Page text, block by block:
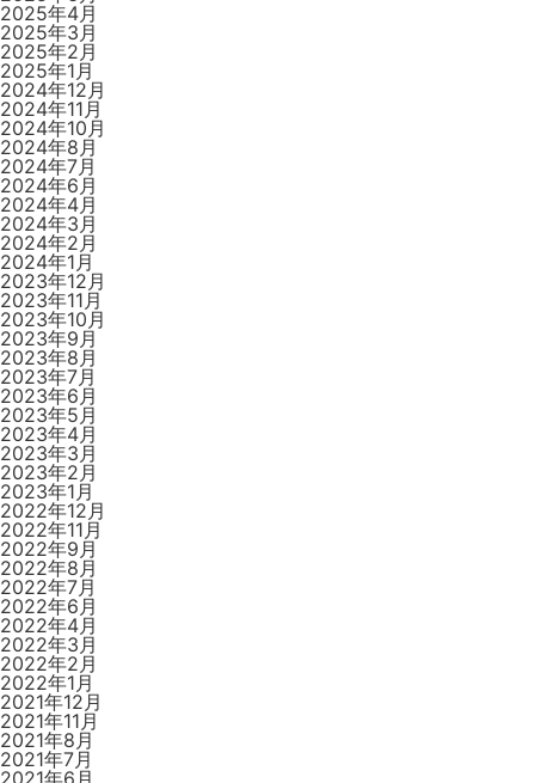
2025年4月
2025年3月
2025年2月
2025年1月
2024年12月
2024年11月
2024年10月
2024年8月
2024年7月
2024年6月
2024年4月
2024年3月
2024年2月
2024年1月
2023年12月
2023年11月
2023年10月
2023年9月
2023年8月
2023年7月
2023年6月
2023年5月
2023年4月
2023年3月
2023年2月
2023年1月
2022年12月
2022年11月
2022年9月
2022年8月
2022年7月
2022年6月
2022年4月
2022年3月
2022年2月
2022年1月
2021年12月
2021年11月
2021年8月
2021年7月
2021年6月